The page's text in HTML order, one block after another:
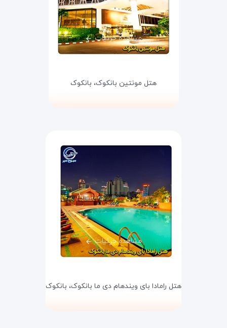
مشاهده جزئیات
هتل مونتین بانکوک، بانکوک
مشاهده جزئیات
هتل رامادا بای ویندهام دی ما بانکوک، بانکوک